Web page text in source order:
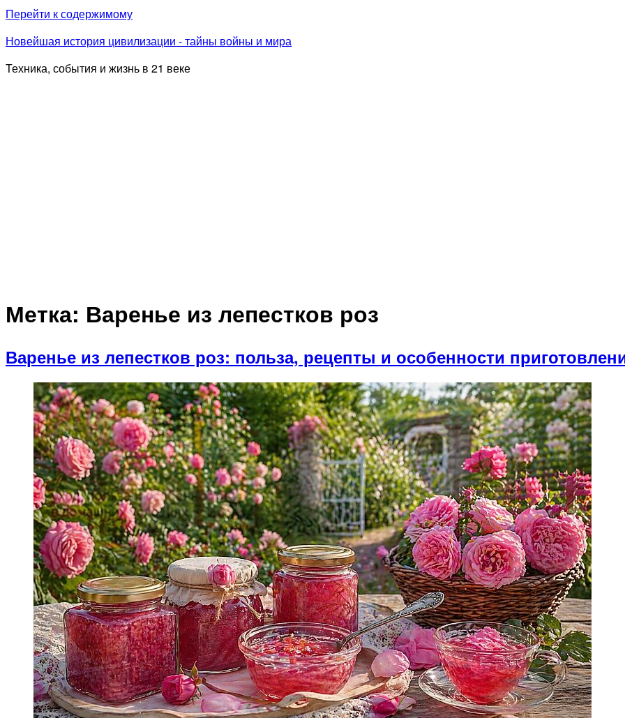
Перейти к содержимому
Новейшая история цивилизации - тайны войны и мира
Техника, события и жизнь в 21 веке
Метка: Варенье из лепестков роз
Варенье из лепестков роз: польза, рецепты и особенности